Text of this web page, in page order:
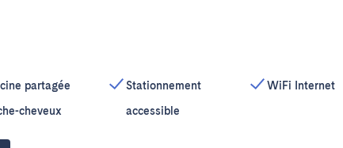
partagée
cheveux
Stationnement
accessible
WiFi Internet